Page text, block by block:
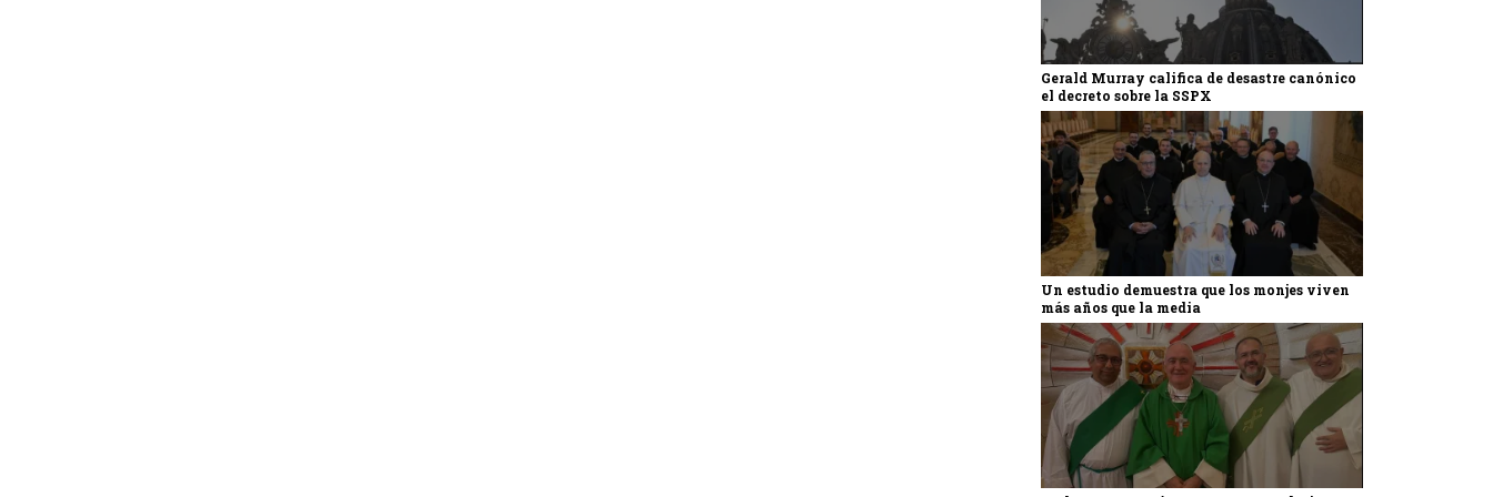
Gerald Murray califica de desastre canónico
el decreto sobre la SSPX
Un estudio demuestra que los monjes viven
más años que la media